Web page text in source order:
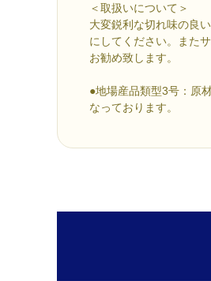
＜取扱いについて＞
大変鋭利な切れ味の良
にしてください。また
お勧め致します。
●地場産品類型3号：原
なっております。